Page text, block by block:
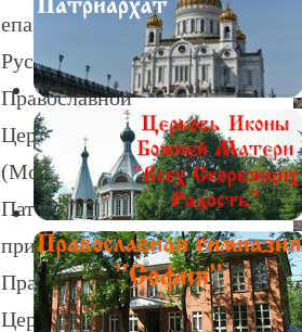
епархии
Русской
Православной
Церкви
(Московский
Патриархат)»Страница
приходаРусская
Православная
Церковь,